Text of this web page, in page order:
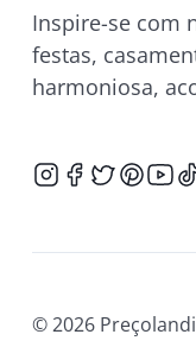
Inspire-se com
festas,
harmoniosa,
© 2026